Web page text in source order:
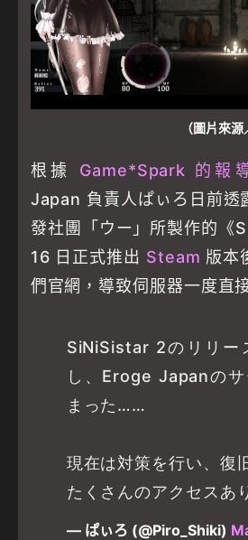
（圖片來
根據 Game*Spark 的報
Japan 負責人ぱぃろ日前透
發社團「ウー」所製作的
16 日正式推出 Steam 版本
們官網，導致伺服器一度直
SiNiSistar 2のリリー
し、Eroge Japanの
まった……
現在は対策を行い、復
たくさんのアクセスあ
— ぱぃろ (@Piro_Shiki)